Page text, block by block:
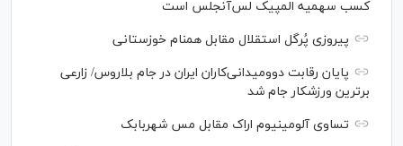
کسب سهمیه المپیک لس‌آنجلس است
پیروزی پُرگل استقلال مقابل همنام خوزستانی
پایان رقابت دوومیدانی‌کاران ایران در جام بلاروس/ زارعی
برترین ورزشکار جام شد
تساوی آلومینیوم اراک مقابل مس شهربابک